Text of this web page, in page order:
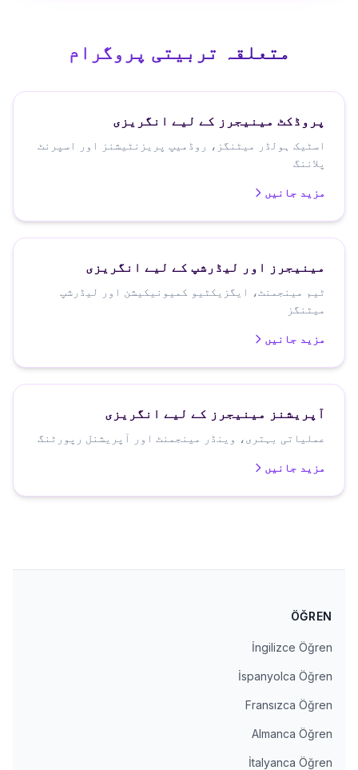
متعلقہ تربیتی پروگرام
پروڈکٹ مینیجرز کے لیے انگریزی
اسٹیک ہولڈر میٹنگز، روڈمیپ پریزنٹیشنز اور اسپرنٹ
پلاننگ
مزید جانیں
مینیجرز اور لیڈرشپ کے لیے انگریزی
ٹیم مینجمنٹ، ایگزیکٹیو کمیونیکیشن اور لیڈرشپ
میٹنگز
مزید جانیں
آپریشنز مینیجرز کے لیے انگریزی
عملیاتی بہتری، وینڈر مینجمنٹ اور آپریشنل رپورٹنگ
مزید جانیں
ÖĞREN
İngilizce Öğren
İspanyolca Öğren
Fransızca Öğren
Almanca Öğren
İtalyanca Öğren